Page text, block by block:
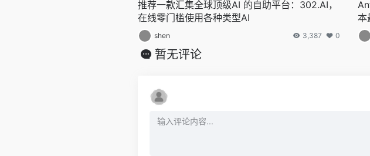
推荐一款汇集全球顶级AI 的自助平台：302.AI，
在线零门槛使用各种类型AI
shen 3,387 0
本
暂无评论